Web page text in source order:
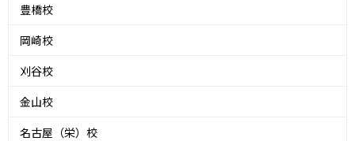
豊橋校
岡崎校
刈谷校
金山校
名古屋（栄）校